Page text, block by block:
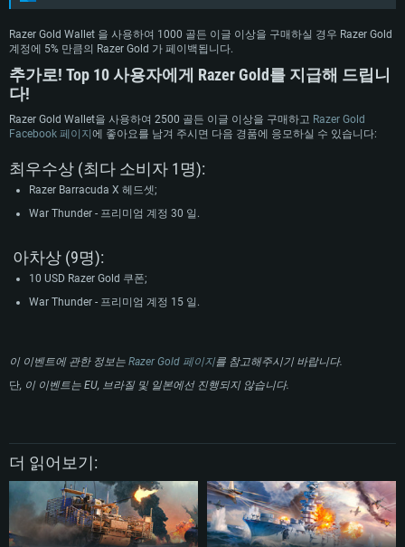
Razer Gold Wallet 을 사용하여 1000 골든 이글 이상을 구매하실 경우 Razer Gold
계정에 5% 만큼의 Razer Gold 가 페이백됩니다.
추가로! Top 10 사용자에게 Razer Gold를 지급해 드립니
다!
Razer Gold Wallet을 사용하여 2500 골든 이글 이상을 구매하고 Razer Gold
Facebook 페이지 에 좋아요를 남겨 주시면 다음 경품에 응모하실 수 있습니다:
최우수상 (최다 소비자 1명):
Razer Barracuda X 헤드셋;
War Thunder - 프리미엄 계정 30 일.
아차상 (9명):
10 USD Razer Gold 쿠폰;
War Thunder - 프리미엄 계정 15 일.
이 이벤트에 관한 정보는 Razer Gold 페이지를 참고해주시기 바랍니다.
단, 이 이벤트는 EU, 브라질 및 일본에선 진행되지 않습니다.
더 읽어보기: